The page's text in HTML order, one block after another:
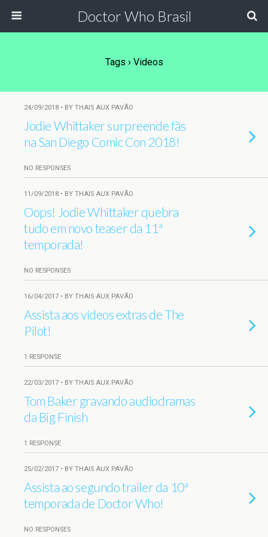
Doctor Who Brasil
Tags › Videos
24/09/2018 • BY THAIS AUX PAVÃO
Jodie Whittaker surpreende fãs
na San Diego Comic Con 2018!
NO RESPONSES
11/09/2018 • BY THAIS AUX PAVÃO
Oops! Jodie Whittaker quebra
tudo em novo teaser da 11ª
temporada!
NO RESPONSES
16/04/2017 • BY THAIS AUX PAVÃO
Assista aos vídeos extras de The
Pilot!
1 RESPONSE
22/03/2017 • BY THAIS AUX PAVÃO
Tom Baker gravando audiodramas
da Big Finish
1 RESPONSE
25/02/2017 • BY THAIS AUX PAVÃO
Assista ao segundo trailer da 10ª
temporada de Doctor Who!
NO RESPONSES